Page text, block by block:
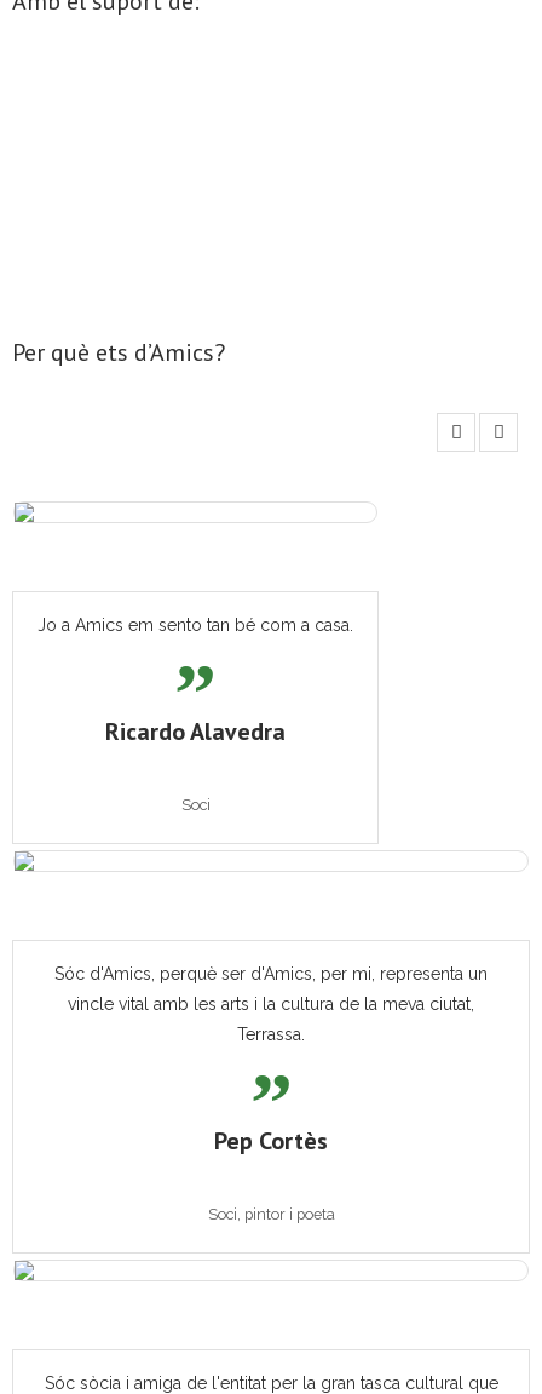
Per què ets d’Amics?
Jo a Amics em sento tan bé com a casa.
Ricardo Alavedra
Soci
Sóc d'Amics, perquè ser d'Amics, per mi, representa un
vincle vital amb les arts i la cultura de la meva ciutat,
Terrassa.
Pep Cortès
Soci, pintor i poeta
Sóc sòcia i amiga de l'entitat per la gran tasca cultural que